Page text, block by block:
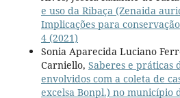
e uso da Ribaça (Zenaida
Implicações para conservação
4 (2021)
Sonia Aparecida Luciano
Carniello, Saberes e práticas
envolvidos com a coleta de
excelsa Bonpl.) no município